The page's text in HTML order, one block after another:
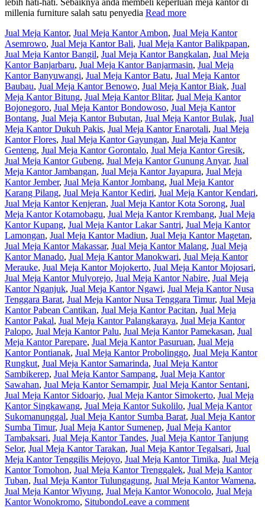
lebih hati-hati. Sebaiknya anda membeli keperluan meja kantor di
millenia furniture salah satu penyedia Read more
Jual Meja Kantor, Jual Meja Kantor Ambon, Jual Meja Kantor
Asemrowo, Jual Meja Kantor Bali, Jual Meja Kantor Balikpapan,
Jual Meja Kantor Bangil, Jual Meja Kantor Bangkalan, Jual Meja
Kantor Banjarbaru, Jual Meja Kantor Banjarmasin, Jual Meja
Kantor Banyuwangi, Jual Meja Kantor Batu, Jual Meja Kantor
Baubau, Jual Meja Kantor Benowo, Jual Meja Kantor Biak, Jual
Meja Kantor Bitung, Jual Meja Kantor Blitar, Jual Meja Kantor
Bojonegoro, Jual Meja Kantor Bondowoso, Jual Meja Kantor
Bontang, Jual Meja Kantor Bubutan, Jual Meja Kantor Bulak, Jual
Meja Kantor Dukuh Pakis, Jual Meja Kantor Enarotali, Jual Meja
Kantor Flores, Jual Meja Kantor Gayungan, Jual Meja Kantor
Genteng, Jual Meja Kantor Gorontalo, Jual Meja Kantor Gresik,
Jual Meja Kantor Gubeng, Jual Meja Kantor Gunung Anyar, Jual
Meja Kantor Jambangan, Jual Meja Kantor Jayapura, Jual Meja
Kantor Jember, Jual Meja Kantor Jombang, Jual Meja Kantor
Karang Pilang, Jual Meja Kantor Kediri, Jual Meja Kantor Kendari,
Jual Meja Kantor Kenjeran, Jual Meja Kantor Kota Sorong, Jual
Meja Kantor Kotamobagu, Jual Meja Kantor Krembang, Jual Meja
Kantor Kupang, Jual Meja Kantor Lakar Santri, Jual Meja Kantor
Lamongan, Jual Meja Kantor Madiun, Jual Meja Kantor Magetan,
Jual Meja Kantor Makassar, Jual Meja Kantor Malang, Jual Meja
Kantor Manado, Jual Meja Kantor Manokwari, Jual Meja Kantor
Merauke, Jual Meja Kantor Mojokerto, Jual Meja Kantor Mojosari,
Jual Meja Kantor Mulyorejo, Jual Meja Kantor Nabire, Jual Meja
Kantor Nganjuk, Jual Meja Kantor Ngawi, Jual Meja Kantor Nusa
Tenggara Barat, Jual Meja Kantor Nusa Tenggara Timur, Jual Meja
Kantor Pabean Cantikan, Jual Meja Kantor Pacitan, Jual Meja
Kantor Pakal, Jual Meja Kantor Palangkaraya, Jual Meja Kantor
Palopo, Jual Meja Kantor Palu, Jual Meja Kantor Pamekasan, Jual
Meja Kantor Parepare, Jual Meja Kantor Pasuruan, Jual Meja
Kantor Pontianak, Jual Meja Kantor Probolinggo, Jual Meja Kantor
Rungkut, Jual Meja Kantor Samarinda, Jual Meja Kantor
Sambikerep, Jual Meja Kantor Sampang, Jual Meja Kantor
Sawahan, Jual Meja Kantor Semampir, Jual Meja Kantor Sentani,
Jual Meja Kantor Sidoarjo, Jual Meja Kantor Simokerto, Jual Meja
Kantor Singkawang, Jual Meja Kantor Sukolilo, Jual Meja Kantor
Sukomanunggal, Jual Meja Kantor Sumba Barat, Jual Meja Kantor
Sumba Timur, Jual Meja Kantor Sumenep, Jual Meja Kantor
Tambaksari, Jual Meja Kantor Tandes, Jual Meja Kantor Tanjung
Selor, Jual Meja Kantor Tarakan, Jual Meja Kantor Tegalsari, Jual
Meja Kantor Tenggilis Mejoyo, Jual Meja Kantor Timika, Jual Meja
Kantor Tomohon, Jual Meja Kantor Trenggalek, Jual Meja Kantor
Tuban, Jual Meja Kantor Tulungagung, Jual Meja Kantor Wamena,
Jual Meja Kantor Wiyung, Jual Meja Kantor Wonocolo, Jual Meja
Kantor Wonokromo, SitubondoLeave a comment